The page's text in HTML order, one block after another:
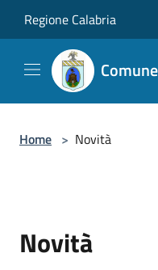
Regione Calabria
Home > Novità
Novità